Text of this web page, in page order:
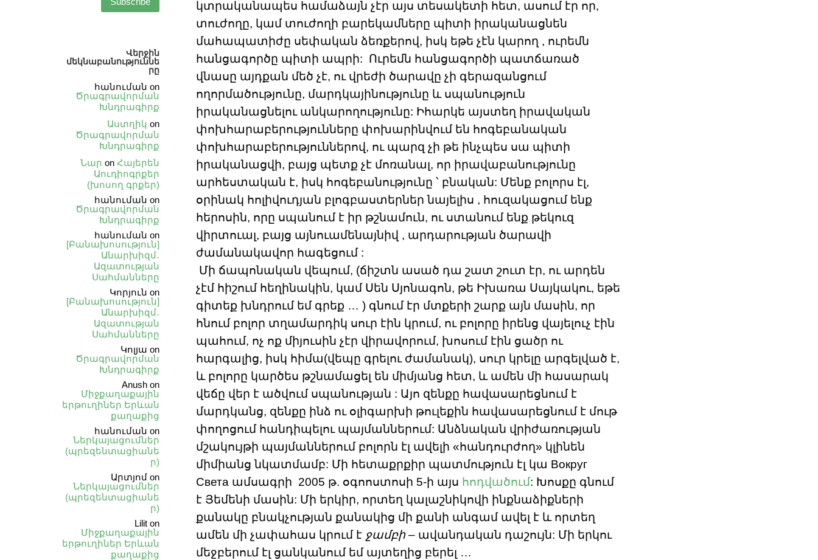
կտրականապես համաձայն չէր այս տեսակետի հետ, ասում էր որ,
տուժողը, կամ տուժողի բարեկամները պիտի իրականացնեն
մահապատիժը սեփական ձեռքերով, իսկ եթե չէն կարող , ուրեմն
հանցագործը պիտի ապրի: Ուրեմն հանցագործի պատճառած
վնասը այդքան մեծ չէ, ու վրեժի ծարավը չի գերազանցում
ողորմածությունը, մարդկայինությունը և սպանություն
իրականացնելու անկարողությունը: Իհարկե այստեղ իրավական
փոխհարաբերությունները փոխարինվում են հոգեբանական
փոխհարաբերություններով, ու պարզ չի թե ինչպես սա պիտի
իրականացվի, բայց պետք չէ մոռանալ, որ իրավաբանությունը
արհեստական է, իսկ հոգեբանությունը ՝ բնական: Մենք բոլորս էլ,
օրինակ հոլիվուդյան բլոգբաստերներ նայելիս , հուզակացում ենք
հերոսին, որը սպանում է իր թշնամուն, ու ստանում ենք թեկուզ
վիրտուալ, բայց այնուամենայնիվ , արդարության ծարավի
ժամանակավոր հագեցում :
Մի ճապոնական վեպում, (ճիշտն ասած դա շատ շուտ էր, ու արդեն
չէմ հիշում հեղինակին, կամ Սեն Սյոնագոն, թե Իխառա Սայկակու, եթե
գիտեք խնդրում եմ գրեք … ) գնում էր մտքերի շարք այն մասին, որ
հնում բոլոր տղամարդիկ սուր էին կրում, ու բոլորը իրենց վայելուչ էին
պահում, ոչ ոք միյուսին չէր վիրավորում, խոսում էին ցածր ու
հարգալից, իսկ հիմա(վեպը գրելու ժամանակ), սուր կրելը արգելված է,
և բոլորը կարծես թշնամացել են միմյանց հետ, և ամեն մի հասարակ
վեճը վեր է ածվում սպանության : Այո զենքը հավասարեցնում է
մարդկանց, զենքը ինձ ու օլիգարխի թուլեքին հավասարեցնում է մութ
փողոցում հանդիպելու պայմաններում: Անձնական վրիժառության
մշակույթի պայմաններում բոլորն էլ ավելի «հանդուրժող» կլինեն
միմիանց նկատմամբ: Մի հետաքրքիր պատմություն էլ կա Вокруг
Света ամսագրի 2005 թ. օգոոստոսի 5-ի այս հոդվածում: Խոսքը գնում
է Յեմենի մասին: Մի երկիր, որտեղ կալաշնիկովի ինքնաձիքների
քանակը բնակչության քանակից մի քանի անգամ ավել է և որտեղ
ամեն մի չափահաս կրում է ջամբի – ավանդական դաշույն: Մի երկու
մեջբերում էլ ցանկանում եմ այտեղից բերել …
Վերջին
մեկնաբանություննե
րը
հանուման on
Ծրագրավորման
Խնդրագիրք
Աստղիկ on
Ծրագրավորման
Խնդրագիրք
Նար on Հայերեն
Աուդիոգրքեր
(խոսող գրքեր)
հանուման on
Ծրագրավորման
Խնդրագիրք
հանուման on
[Բանախոսություն]
Անարխիզմ․
Ազատության
Սահմանները
Կորյուն on
[Բանախոսություն]
Անարխիզմ․
Ազատության
Սահմանները
Կոլյա on
Ծրագրավորման
Խնդրագիրք
Anush on
Միջքաղաքային
երթուղիներ Երևան
քաղաքից
հանուման on
Ներկայացումներ
(պրեզենտացիանե
ր)
Արտյոմ on
Ներկայացումներ
(պրեզենտացիանե
ր)
Lilit on
Միջքաղաքային
երթուղիներ Երևան
քաղաքից